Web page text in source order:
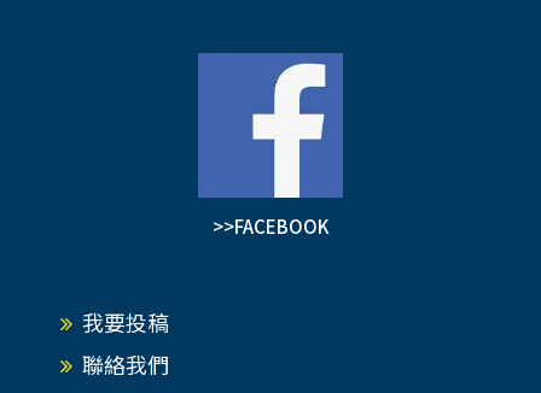
>>FACEBOOK
我要投稿
聯絡我們